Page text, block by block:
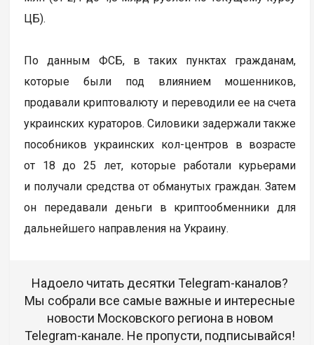
ЦБ).
По данным ФСБ, в таких пунктах гражданам,
которые были под влиянием мошенников,
продавали криптовалюту и переводили ее на счета
украинских кураторов. Силовики задержали также
пособников украинских кол-центров в возрасте
от 18 до 25 лет, которые работали курьерами
и получали средства от обманутых граждан. Затем
он передавали деньги в криптообменники для
дальнейшего направления на Украину.
Надоело читать десятки Telegram-каналов?
Мы собрали все самые важные и интересные
новости Московского региона в новом
Telegram-канале. Не пропусти, подписывайся!